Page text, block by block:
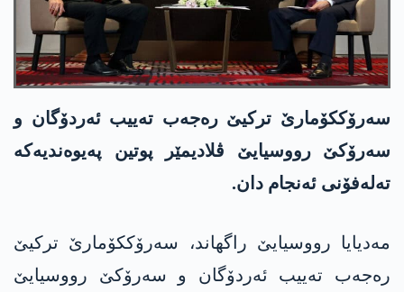
سەرۆککۆمارێ ترکیێ رەجەب تەییب ئەردۆگان و
سەرۆکێ رووسیایێ ڤلادیمێر پوتین پەیوەندیەکە
تەلەفۆنی ئەنجام دان.
مەدیایا رووسیایێ راگھاند، سەرۆککۆمارێ ترکیێ
رەجەب تەییب ئەردۆگان و سەرۆکێ رووسیایێ